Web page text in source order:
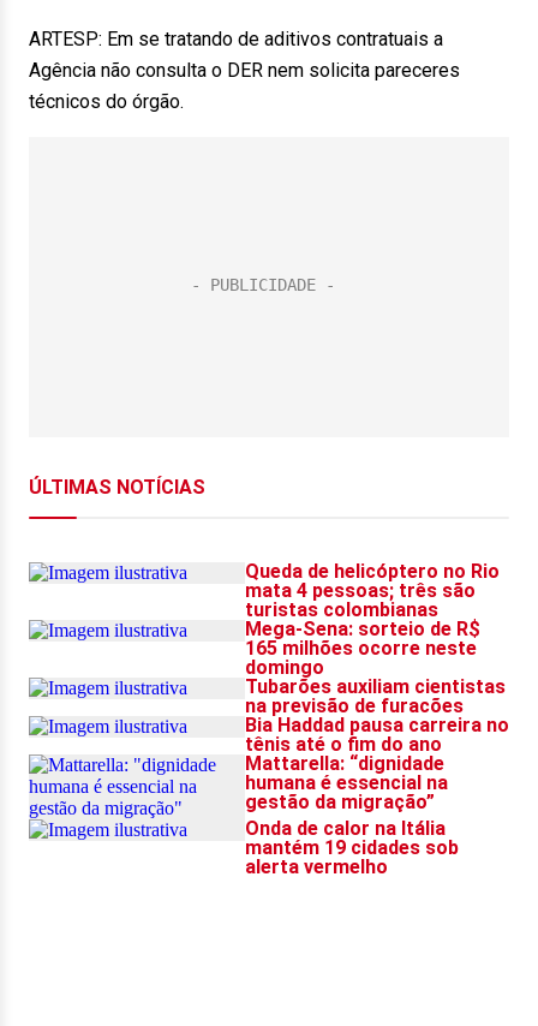
ARTESP: Em se tratando de aditivos contratuais a
Agência não consulta o DER nem solicita pareceres
técnicos do órgão.